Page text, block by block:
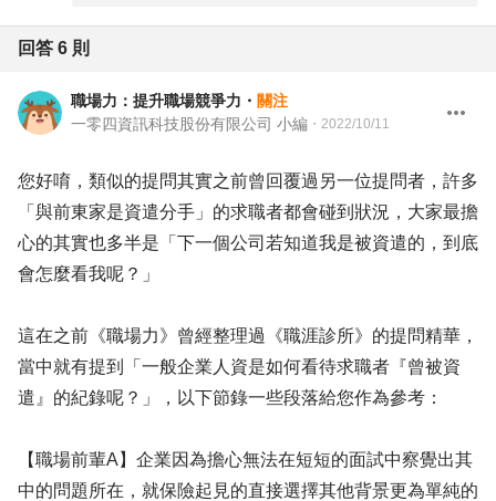
回答 6 則
職場力：提升職場競爭力 ・ 關注
一零四資訊科技股份有限公司 小編 ・ 2022/10/11
您好唷，類似的提問其實之前曾回覆過另一位提問者，許多
「與前東家是資遣分手」的求職者都會碰到狀況，大家最擔
心的其實也多半是「下一個公司若知道我是被資遣的，到底
會怎麼看我呢？」
這在之前《職場力》曾經整理過《職涯診所》的提問精華，
當中就有提到「一般企業人資是如何看待求職者『曾被資
遣』的紀錄呢？」，以下節錄一些段落給您作為參考：
【職場前輩A】企業因為擔心無法在短短的面試中察覺出其
中的問題所在，就保險起見的直接選擇其他背景更為單純的